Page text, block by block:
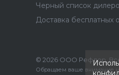
Черный список
Доставка бесплатных
© 2026 ООО Рефлор,
Обращаем ваше внимание на